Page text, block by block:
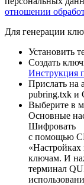
отношении
Для генерации
Установить
Создать
Инструкция
Прислать на
pubring.txk и
Выберите в
Основные
Шифровать
с помощью
ключам. И
терминал